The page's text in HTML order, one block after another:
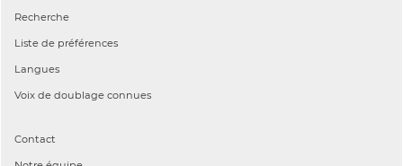
Recherche
Liste de préférences
Langues
Voix de doublage connues
Contact